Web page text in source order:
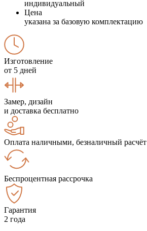
индивидуальный
Цена
указана за базовую комплектацию
Изготовление
от 5 дней
Замер, дизайн
и доставка бесплатно
Оплата наличными, безналичный расчёт
Беспроцентная рассрочка
Гарантия
2 года